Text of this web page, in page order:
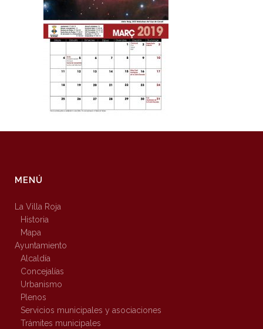
MENÚ
La Villa Roja
Historia
Mapa
Ayuntamiento
Alcaldía
Concejalías
Urbanismo
Plenos
Servicios municipales y asociaciones
Trámites municipales